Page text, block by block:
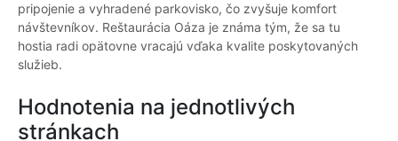
pripojenie a vyhradené parkovisko, čo zvyšuje komfort
návštevníkov. Reštaurácia Oáza je známa tým, že sa tu
hostia radi opätovne vracajú vďaka kvalite poskytovaných
služieb.
Hodnotenia na jednotlivých
stránkach